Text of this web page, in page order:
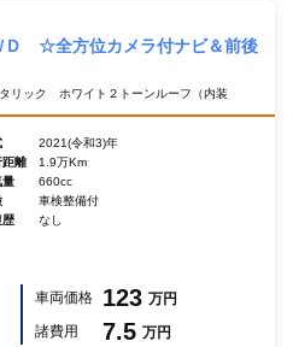
☆全方位カメラ付ナビ＆前後
リック ホワイト２トーンルーフ（内装
2021(令和3)年
距離
1.9万Km
量
660cc
車検整備付
歴
なし
車両価格 123 万円
諸費用
7.5 万円